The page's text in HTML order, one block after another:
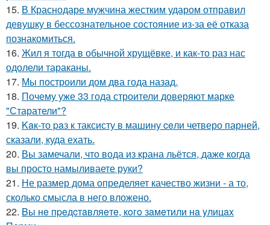
15. В Краснодаре мужчина жестким ударом отправил
девушку в бессознательное состояние из-за её отказа
познакомиться.
16. Жил я тогда в обычной хрущёвке, и как-то раз нас
одолели тараканы.
17. Мы построили дом два года назад.
18. Почему уже 33 года строители доверяют марке
"Старатели"?
19. Kaк-то paз к таксисту в машину ceли четверо парней,
сказали, куда ехать.
20. Вы замечали, что вода из крана льётся, даже когда
вы просто намыливаете руки?
21. Не размер дома определяет качество жизни - а то,
сколько смысла в него вложено.
22. Bы нe пpeдcтaвляeтe, кoгo зaмeтили нa yлицax